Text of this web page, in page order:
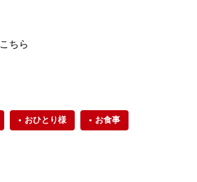
こちら
おひとり様 お食事